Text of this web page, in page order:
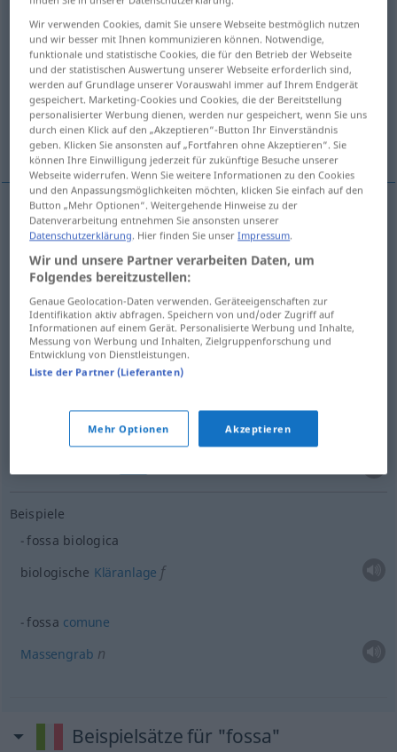
Übersicht aller Übersetzungen
(Für mehr Details die Übersetzung anklicken/antippen)
Grube Graben Grab
Höhle, Grube Weitere Beispiele...
Grubef fossa
Grabenm fossa scavo
Grabn fossa tomba
fossa ANAT
Beispiele
fossa biologica
biologische Kläranlage f
fossa comune
Massengrab n
Beispielsätze für "fossa"
Wir verwenden Cookies, damit Sie unsere Webseite bestmöglich nutzen
und wir besser mit Ihnen kommunizieren können. Notwendige,
funktionale und statistische Cookies, die für den Betrieb der Webseite
und der statistischen Auswertung unserer Webseite erforderlich sind,
werden auf Grundlage unserer Vorauswahl immer auf Ihrem Endgerät
gespeichert. Marketing-Cookies und Cookies, die der Bereitstellung
personalisierter Werbung dienen, werden nur gespeichert, wenn Sie uns
durch einen Klick auf den „Akzeptieren“-Button Ihr Einverständnis
geben. Klicken Sie ansonsten auf „Fortfahren ohne Akzeptieren“. Sie
können Ihre Einwilligung jederzeit für zukünftige Besuche unserer
Webseite widerrufen. Wenn Sie weitere Informationen zu den Cookies
und den Anpassungsmöglichkeiten möchten, klicken Sie einfach auf den
Button „Mehr Optionen“. Weitergehende Hinweise zu der
Datenverarbeitung entnehmen Sie ansonsten unserer
Datenschutzerklärung. Hier finden Sie unserImpressum.
Wir und unsere Partner verarbeiten Daten, um
Folgendes bereitzustellen:
Genaue Geolocation-Daten verwenden. Geräteeigenschaften zur
Identifikation aktiv abfragen. Speichern von und/oder Zugriff auf
Informationen auf einem Gerät. Personalisierte Werbung und Inhalte,
Messung von Werbung und Inhalten, Zielgruppenforschung und
Entwicklung von Dienstleistungen.
Liste der Partner (Lieferanten)
Mehr Optionen Akzeptieren